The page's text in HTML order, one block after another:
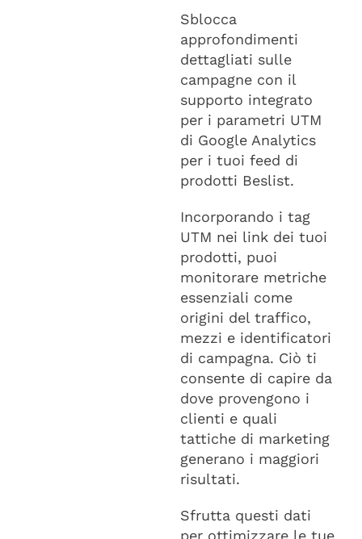
Sblocca
approfondimenti
dettagliati sulle
campagne con il
supporto integrato
per i parametri UTM
di Google Analytics
per i tuoi feed di
prodotti Beslist.
Incorporando i tag
UTM nei link dei tuoi
prodotti, puoi
monitorare metriche
essenziali come
origini del traffico,
mezzi e identificatori
di campagna. Ciò ti
consente di capire da
dove provengono i
clienti e quali
tattiche di marketing
generano i maggiori
risultati.
Sfrutta questi dati
per ottimizzare le tue